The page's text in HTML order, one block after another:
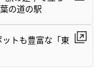
の道の駅
トも豊富な「東